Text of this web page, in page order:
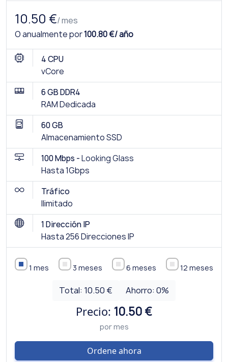
10.50 €/ mes
O anualmente por100.80 €/ año
4 CPU
vCore
6 GB DDR4
RAM Dedicada
60 GB
Almacenamiento SSD
100 Mbps -Looking Glass
Hasta 1Gbps
Tráfico
Ilimitado
1 Dirección IP
Hasta 256 Direcciones IP
1 mes 3 meses 6 meses 12 meses
Total: 10.50 € Ahorro: 0%
Precio: 10.50 €
por mes
Ordene ahora